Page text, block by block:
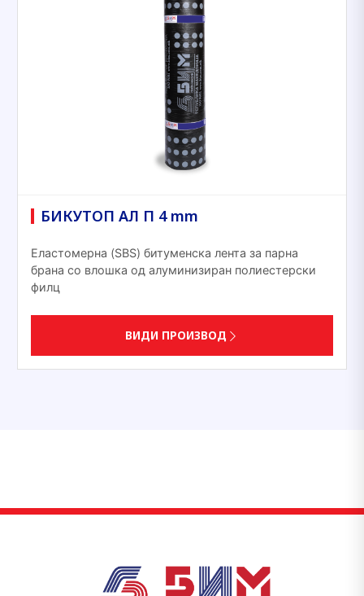
БИКУТОП АЛ П 4 mm
Еластомерна (SBS) битуменска лента за парна
брана со влошка од алуминизиран полиестерски
филц
ВИДИ ПРОИЗВОД